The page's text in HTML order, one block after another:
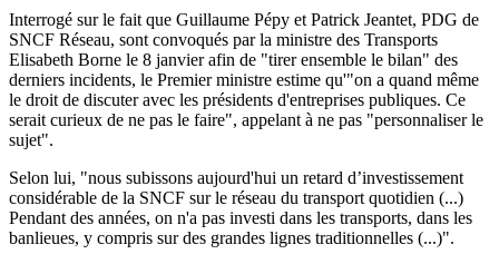
Interrogé sur le fait que Guillaume Pépy et Patrick Jeantet, PDG de
SNCF Réseau, sont convoqués par la ministre des Transports
Elisabeth Borne le 8 janvier afin de "tirer ensemble le bilan" des
derniers incidents, le Premier ministre estime qu'"on a quand même
le droit de discuter avec les présidents d'entreprises publiques. Ce
serait curieux de ne pas le faire", appelant à ne pas "personnaliser le
sujet".
Selon lui, "nous subissons aujourd'hui un retard d’investissement
considérable de la SNCF sur le réseau du transport quotidien (...)
Pendant des années, on n'a pas investi dans les transports, dans les
banlieues, y compris sur des grandes lignes traditionnelles (...)".